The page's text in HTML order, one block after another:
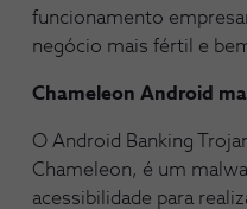
funcionamento
negócio mais fértil e
Chameleon Android
O Android Banking
Chameleon, é um
acessibilidade para